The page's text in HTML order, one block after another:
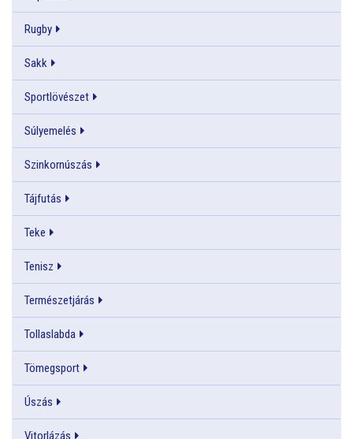
Rugby
Sakk
Sportlövészet
Súlyemelés
Szinkornúszás
Tájfutás
Teke
Tenisz
Természetjárás
Tollaslabda
Tömegsport
Úszás
Vitorlázás